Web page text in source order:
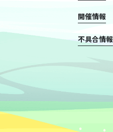
開催情報
不具合情報